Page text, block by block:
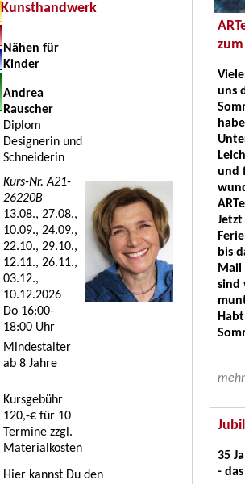
Kunsthandwerk
Nähen für
Kinder
Andrea
Rauscher
Diplom
Designerin und
Schneiderin
Kurs-Nr. A21-
26220B
13.08., 27.08.,
10.09., 24.09.,
22.10., 29.10.,
12.11., 26.11.,
03.12.,
10.12.2026
Do 16:00-
18:00 Uhr
Mindestalter
ab 8 Jahre
Kursgebühr
120,-€ für 10
Termine zzgl.
Materialkosten
Hier kannst Du den
uns
und
bis
Mail
sind
35
-